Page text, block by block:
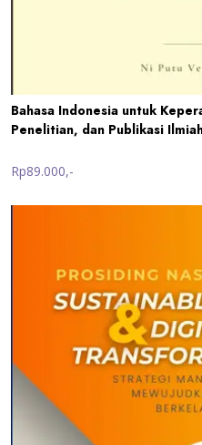
Bahasa Indonesia untuk
Penelitian, dan Publikasi
Rp89.000,-